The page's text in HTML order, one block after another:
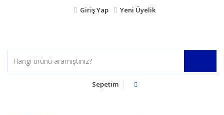
Giriş Yap Yeni Üyelik
Sepetim